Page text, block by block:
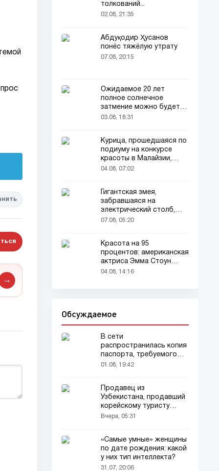
→
толкований...
02.08, 21:35
Абдуқодир Ҳусанов
понёс тяжёлую утрату
07.08, 20:15
Ожидаемое 20 лет
полное солнечное
затмение можно будет
наблюдать в августе
03.08, 18:31
Курица, прошедшаяся по
подиуму на конкурсе
красоты в Малайзии,
привлекла внимание
04.08, 07:02
Гигантская змея,
забравшаяся на
электрический столб,
погибла от удара током
07.08, 05:20
Красота на 95
процентов: американская
актриса Эмма Стоун
признана самой красивой
04.08, 14:16
Обсуждаемое
В сети
распространилась копия
паспорта, требуемого
для домашних животных
01.08, 19:42
Продавец из
Узбекистана, продавший
корейскому туристу
напиток за 90 тысяч
телевидения
Вчера, 05:31
«Самые умные» женщины
по дате рождения: какой
у них тип интеллекта?
31.07, 20:06